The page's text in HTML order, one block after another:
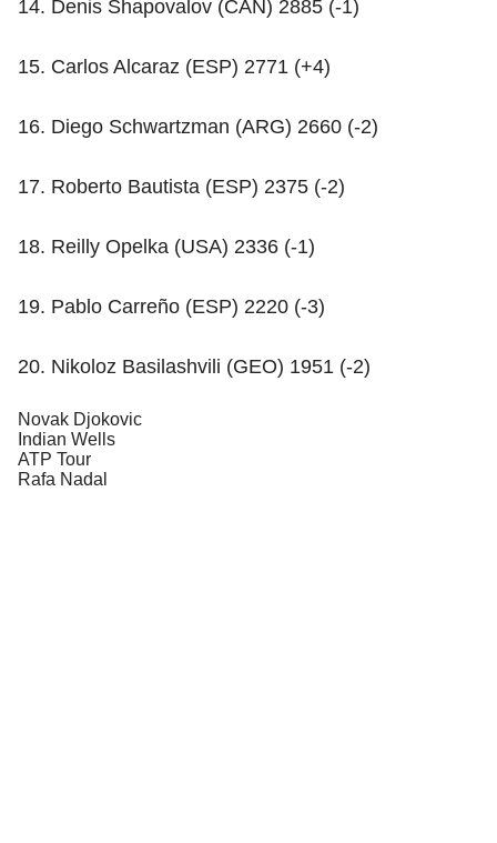
14. Denis Shapovalov (CAN) 2885 (-1)
15. Carlos Alcaraz (ESP) 2771 (+4)
16. Diego Schwartzman (ARG) 2660 (-2)
17. Roberto Bautista (ESP) 2375 (-2)
18. Reilly Opelka (USA) 2336 (-1)
19. Pablo Carreño (ESP) 2220 (-3)
20. Nikoloz Basilashvili (GEO) 1951 (-2)
Novak Djokovic
Indian Wells
ATP Tour
Rafa Nadal